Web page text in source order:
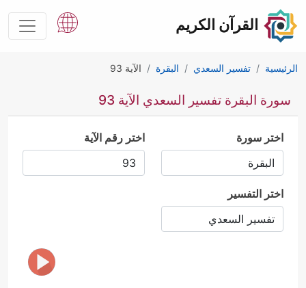
القرآن الكريم
الرئيسية تفسير السعدي البقرة الآية 93
سورة البقرة تفسير السعدي الآية 93
اختر سورة اختر رقم الآية
اختر التفسير